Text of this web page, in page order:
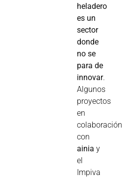
heladero
es un
sector
donde
no se
para de
innovar.
Algunos
proyectos
en
colaboración
con
ainia y
el
Impiva